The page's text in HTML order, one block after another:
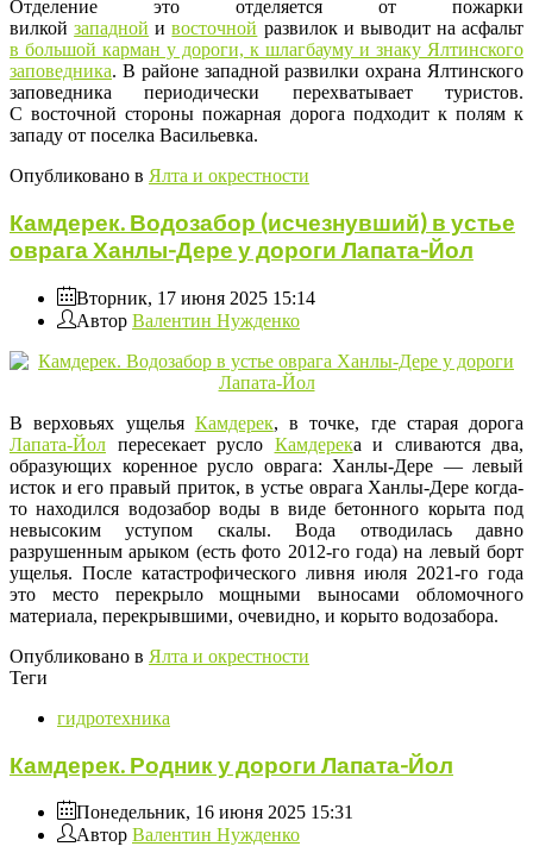
Отделение это отделяется от пожарки
вилкойзападной ивосточной развилок и выводит на асфальт
в большой карман у дороги, к шлагбауму и знаку Ялтинского
заповедника. В районе западной развилки охрана Ялтинского
заповедника периодически перехватывает туристов.
С восточной стороны пожарная дорога подходит к полям к
западу от поселка Васильевка.
Опубликовано в Ялта и окрестности
Камдерек. Водозабор (исчезнувший) в устье
оврага Ханлы-Дере у дороги Лапата-Йол
Вторник, 17 июня 2025 15:14
Автор Валентин Нужденко
В верховьях ущелья Камдерек, в точке, где старая дорога
Лапата-Йол пересекает русло Камдерека и сливаются два,
образующих коренное русло оврага: Ханлы-Дере — левый
исток и его правый приток, в устье оврага Ханлы-Дере когда-
то находился водозабор воды в виде бетонного корыта под
невысоким уступом скалы. Вода отводилась давно
разрушенным арыком (есть фото 2012-го года) на левый борт
ущелья. После катастрофического ливня июля 2021-го года
это место перекрыло мощными выносами обломочного
материала, перекрывшими, очевидно, и корыто водозабора.
Опубликовано в Ялта и окрестности
Теги
гидротехника
Камдерек. Родник у дороги Лапата-Йол
Понедельник, 16 июня 2025 15:31
Автор Валентин Нужденко